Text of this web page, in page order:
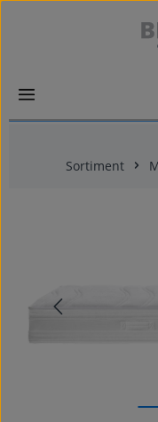
Zum Hauptinhalt
Sortiment